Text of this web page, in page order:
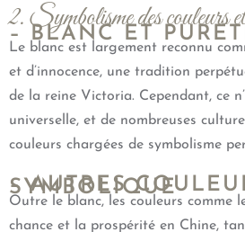
2. Symbolisme des couleurs
– BLANC ET
Le blanc est largement reconnu
et d’innocence, une tradition
de la reine Victoria. Cependant, ce
universelle, et de nombreuses
couleurs chargées de symbolisme
– AUTRES
SYMBOLIQUE
Outre le blanc, les couleurs comme
chance et la prospérité en Chine,